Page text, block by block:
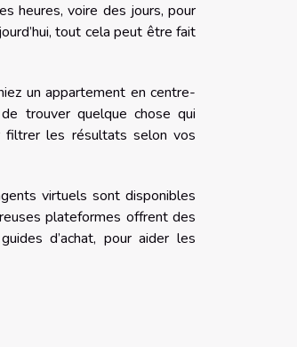
heures, voire des jours, pour
tout cela peut être fait
un appartement en centre-
trouver quelque chose qui
les résultats selon vos
virtuels sont disponibles
plateformes offrent des
d’achat, pour aider les